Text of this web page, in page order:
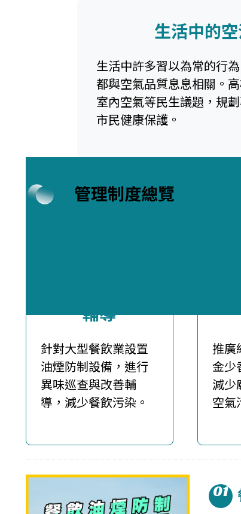
生活中的
生活中許多習以為常的行
都與空氣品質息息相關。
室內空氣等民生議題，規
市民健康保護。
管理制度總覽
輔導
針對大型餐飲業設置
油煙防制設備，進行
異味巡查與改善輔
導，減少餐飲污染。
推廣
金少
減少
空氣
01